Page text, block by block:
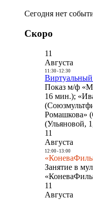
Сегодня нет
Скоро
11
Августа
11:30- 12:30
Показ м/ф
16 мин.);
Ромашкова»
(Ульяновой,
11
Августа
12:00- 13:00
Занятие в
11
Августа